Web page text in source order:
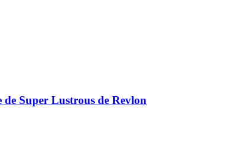
de Super Lustrous de Revlon